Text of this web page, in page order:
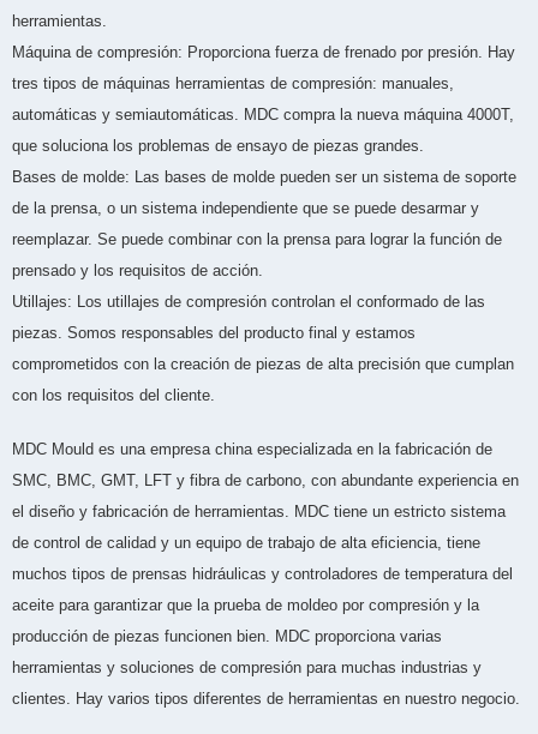
herramientas.
Máquina de compresión: Proporciona fuerza de frenado por presión. Hay
tres tipos de máquinas herramientas de compresión: manuales,
automáticas y semiautomáticas. MDC compra la nueva máquina 4000T,
que soluciona los problemas de ensayo de piezas grandes.
Bases de molde: Las bases de molde pueden ser un sistema de soporte
de la prensa, o un sistema independiente que se puede desarmar y
reemplazar. Se puede combinar con la prensa para lograr la función de
prensado y los requisitos de acción.
Utillajes: Los utillajes de compresión controlan el conformado de las
piezas. Somos responsables del producto final y estamos
comprometidos con la creación de piezas de alta precisión que cumplan
con los requisitos del cliente.
MDC Mould es una empresa china especializada en la fabricación de
SMC, BMC, GMT, LFT y fibra de carbono, con abundante experiencia en
el diseño y fabricación de herramientas. MDC tiene un estricto sistema
de control de calidad y un equipo de trabajo de alta eficiencia, tiene
muchos tipos de prensas hidráulicas y controladores de temperatura del
aceite para garantizar que la prueba de moldeo por compresión y la
producción de piezas funcionen bien. MDC proporciona varias
herramientas y soluciones de compresión para muchas industrias y
clientes. Hay varios tipos diferentes de herramientas en nuestro negocio.